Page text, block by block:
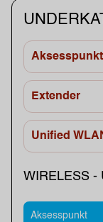
Aksesspunkt
Extender
Unified
WIRELESS -
Aksesspunkt